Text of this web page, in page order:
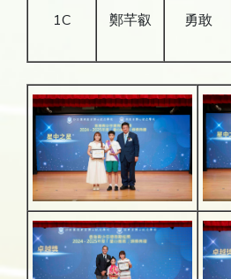
1C 鄭芊叡 勇敢